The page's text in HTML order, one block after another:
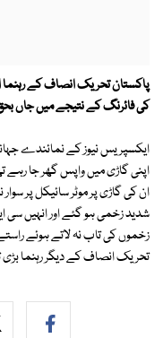
پاکستان تحریک انصاف کے رہنما
کی فائرنگ کے نتیجے میں جاں
ایکسپریس نیوز کے نمائندے
اپنی گاڑی میں واپس گھر جا رہے
ان کی گاڑی پر موٹر سائیکل پر
شدید زخمی ہو گئے اور انہیں سی
زخموں کی تاب نہ لاتے ہوئے
تحریک انصاف کے دیگر رہنما بڑی